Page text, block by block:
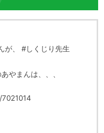
が、 #しくじり先生
まんは、、、